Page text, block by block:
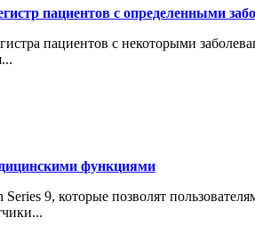
пациентов с определенными
пациентов с некоторыми
функциями
9, которые позволят